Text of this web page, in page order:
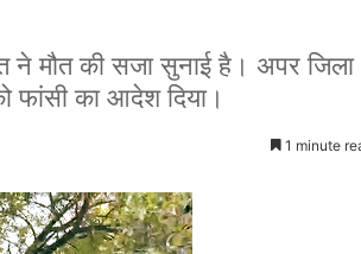
ने मौत की सजा सुनाई है। अपर जिला
फांसी का आदेश दिया।
1 minute